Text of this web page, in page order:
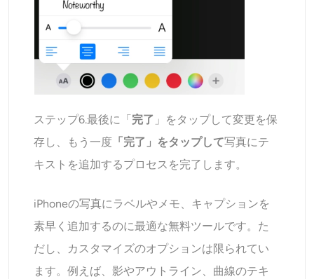
ステップ6.最後に「完了 」をタップして変更を保
存し、もう一度 「完了」をタップして写真にテ
キストを追加するプロセスを完了します。
iPhoneの写真にラベルやメモ、キャプションを
素早く追加するのに最適な無料ツールです。た
だし、カスタマイズのオプションは限られてい
ます。例えば、影やアウトライン、曲線のテキ